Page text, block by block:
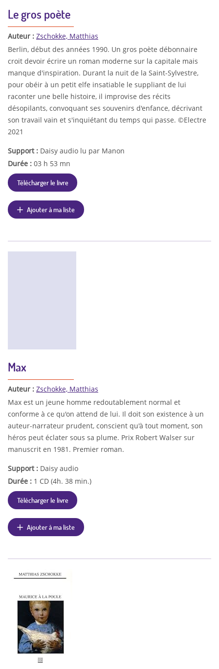
Le gros poète
Auteur : Zschokke, Matthias
Berlin, début des années 1990. Un gros poète débonnaire
croit devoir écrire un roman moderne sur la capitale mais
manque d'inspiration. Durant la nuit de la Saint-Sylvestre,
pour obéir à un petit elfe insatiable le suppliant de lui
raconter une belle histoire, il improvise des récits
désopilants, convoquant ses souvenirs d'enfance, décrivant
son travail vain et s'inquiétant du temps qui passe. ©Electre
2021
Support : Daisy audio lu par Manon
Durée : 03 h 53 mn
Télécharger le livre
Ajouter à ma liste
Max
Auteur : Zschokke, Matthias
Max est un jeune homme redoutablement normal et
conforme à ce qu'on attend de lui. Il doit son existence à un
auteur-narrateur prudent, conscient qu'à tout moment, son
héros peut éclater sous sa plume. Prix Robert Walser sur
manuscrit en 1981. Premier roman.
Support : Daisy audio
Durée : 1 CD (4h. 38 min.)
Télécharger le livre
Ajouter à ma liste